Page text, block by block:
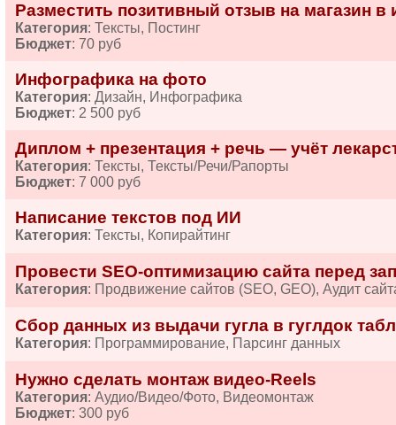
Разместить позитивный отзыв на магазин в
Категория: Тексты, Постинг
Бюджет: 70 руб
Инфографика на фото
Категория: Дизайн, Инфографика
Бюджет: 2 500 руб
Диплом + презентация + речь — учёт
Категория: Тексты, Тексты/Речи/Рапорты
Бюджет: 7 000 руб
Написание текстов под ИИ
Категория: Тексты, Копирайтинг
Провести SEO-оптимизацию сайта перед
Категория: Продвижение сайтов (SEO, GEO), Аудит
Сбор данных из выдачи гугла в гуглдок
Категория: Программирование, Парсинг данных
Нужно сделать монтаж видео-Reels
Категория: Аудио/Видео/Фото, Видеомонтаж
Бюджет: 300 руб